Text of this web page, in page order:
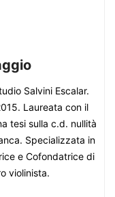
Salvini Escalar.
Laureata con il
tesi sulla c.d. nullità
Specializzata in
e Cofondatrice di
violinista.